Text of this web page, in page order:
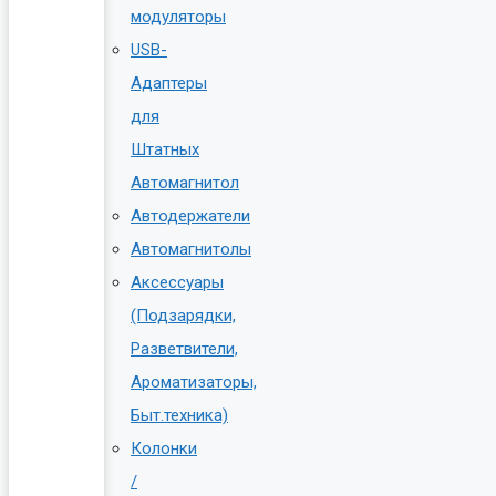
модуляторы
USB-
Адаптеры
для
Штатных
Автомагнитол
Автодержатели
Автомагнитолы
Аксессуары
(Подзарядки,
Разветвители,
Ароматизаторы,
Быт.техника)
Колонки
/